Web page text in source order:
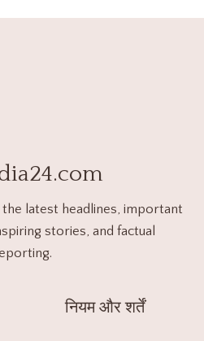
latest headlines, important
stories, and factual
नियम और शर्तें